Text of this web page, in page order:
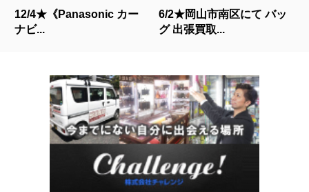
12/4★《Panasonic カー
ナビ...
6/2★岡山市南区にて バッ
グ 出張買取...